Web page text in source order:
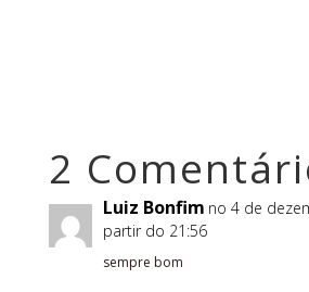
2
Luiz Bonfim no 4 de
partir do 21:56
sempre bom